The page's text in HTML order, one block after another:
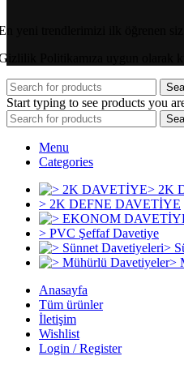
yeni trendlerimizi ilk öğrenen siz
Politikamıza uygun olarak
Start typing to see products you
Menu
Categories
> 2K
> 2K DEFNE DAVETİYE
> PVC Şeffaf Davetiye
>
>
Anasayfa
Tüm ürünler
İletişim
Wishlist
Login / Register